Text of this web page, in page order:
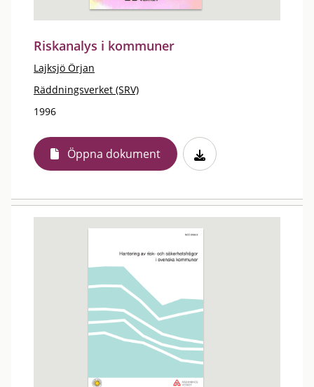
Riskanalys i kommuner
Lajksjö Örjan
Räddningsverket (SRV)
1996
Öppna dokument